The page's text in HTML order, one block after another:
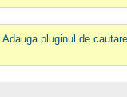
Adauga pluginul de